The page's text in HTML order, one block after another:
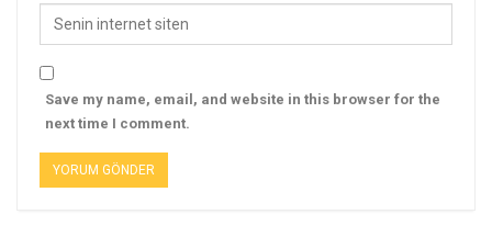
Save my name, email, and website in this browser for the
next time I comment.